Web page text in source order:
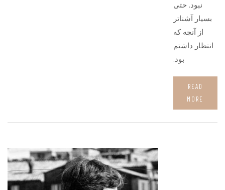
نبود. حتی
بسیار آشناتر
از آنچه که
انتظار داشتم
بود.
READ
MORE